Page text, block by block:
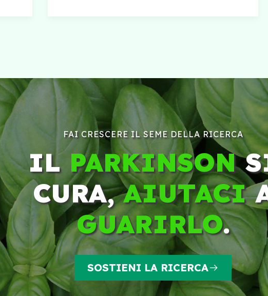
FAI CRESCERE IL SEME DELLA RICERCA
ILPARKINSON
CURA,AIUTACI
GUARIRLO.
SOSTIENI LA RICERCA